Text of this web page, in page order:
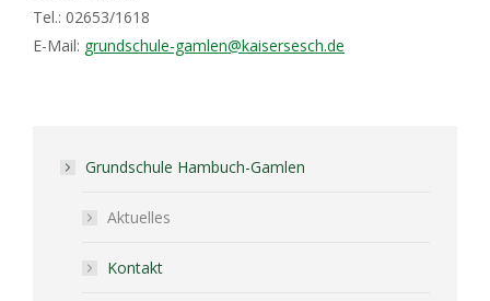
Tel.: 02653/1618
E-Mail: grundschule-gamlen@kaisersesch.de
Grundschule Hambuch-Gamlen
Aktuelles
Kontakt